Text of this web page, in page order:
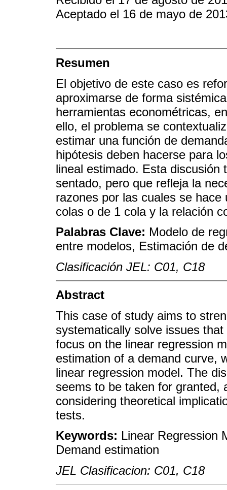
Aceptado el 16 de mayo de
Resumen
El objetivo de este caso es
aproximarse de forma
herramientas econométricas,
ello, el problema se
estimar una función de
hipótesis deben hacerse para
lineal estimado. Esta discusión
sentado, pero que refleja la
razones por las cuales se
colas o de 1 cola y la relación
Palabras Clave: Modelo de
entre modelos, Estimación de
Clasificación JEL: C01, C18
Abstract
This case of study aims to
systematically solve issues
focus on the linear regression
estimation of a demand curve,
linear regression model. The
seems to be taken for granted,
considering theoretical
tests.
Keywords: Linear Regression
Demand estimation
JEL Clasificacion: C01, C18